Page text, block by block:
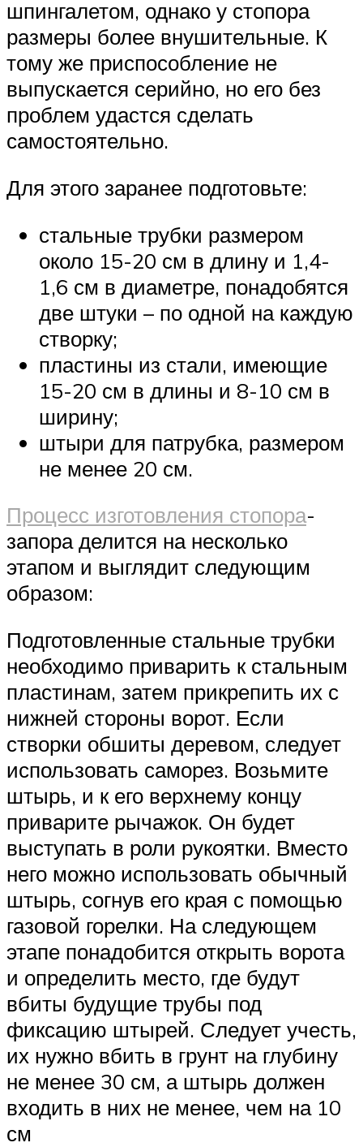
шпингалетом, однако у стопора
размеры более внушительные. К
тому же приспособление не
выпускается серийно, но его без
проблем удастся сделать
самостоятельно.
Для этого заранее подготовьте:
стальные трубки размером
около 15-20 см в длину и 1,4-
1,6 см в диаметре, понадобятся
две штуки – по одной на каждую
створку;
пластины из стали, имеющие
15-20 см в длины и 8-10 см в
ширину;
штыри для патрубка, размером
не менее 20 см.
Процесс изготовления стопора-
запора делится на несколько
этапом и выглядит следующим
образом:
Подготовленные стальные трубки
необходимо приварить к стальным
пластинам, затем прикрепить их с
нижней стороны ворот. Если
створки обшиты деревом, следует
использовать саморез. Возьмите
штырь, и к его верхнему концу
приварите рычажок. Он будет
выступать в роли рукоятки. Вместо
него можно использовать обычный
штырь, согнув его края с помощью
газовой горелки. На следующем
этапе понадобится открыть ворота
и определить место, где будут
вбиты будущие трубы под
фиксацию штырей. Следует учесть,
их нужно вбить в грунт на глубину
не менее 30 см, а штырь должен
входить в них не менее, чем на 10
см